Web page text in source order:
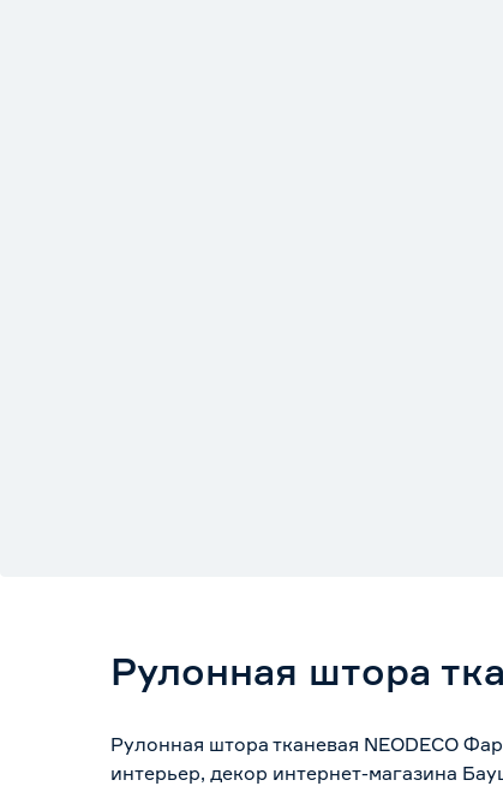
Рулонная штора
Рулонная штора тканевая NEODECO
интерьер, декор интернет-магазина